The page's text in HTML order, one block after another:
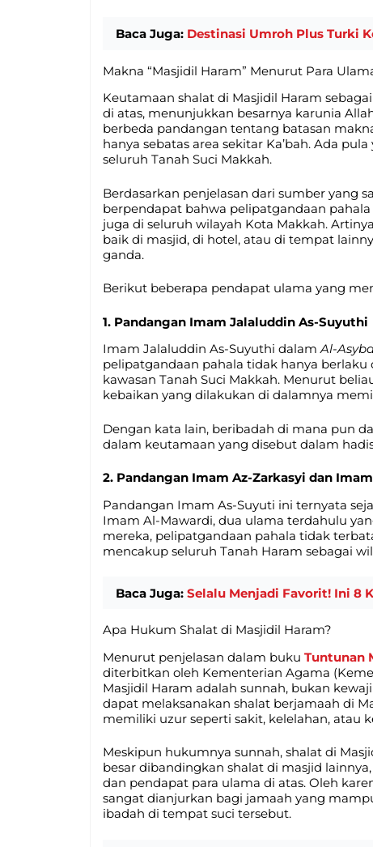
Baca Juga: Destinasi Umroh Plus Turki
Makna “Masjidil Haram” Menurut Para
Keutamaan shalat di Masjidil Haram
di atas, menunjukkan besarnya karunia
berbeda pandangan tentang batasan
hanya sebatas area sekitar Ka’bah. Ada
seluruh Tanah Suci Makkah.
Berdasarkan penjelasan dari sumber yang
berpendapat bahwa pelipatgandaan
juga di seluruh wilayah Kota Makkah.
baik di masjid, di hotel, atau di tempat
ganda.
Berikut beberapa pendapat ulama yang
1. Pandangan Imam Jalaluddin As-Suyuthi
Imam Jalaluddin As-Suyuthi dalamAl-
pelipatgandaan pahala tidak hanya
kawasan Tanah Suci Makkah. Menurut
kebaikan yang dilakukan di dalamnya
Dengan kata lain, beribadah di mana pun
dalam keutamaan yang disebut dalam
2. Pandangan Imam Az-Zarkasyi dan
Pandangan Imam As-Suyuti ini ternyata
Imam Al-Mawardi, dua ulama terdahulu
mereka, pelipatgandaan pahala tidak
mencakup seluruh Tanah Haram sebagai
Baca Juga: Selalu Menjadi Favorit! Ini 8
Apa Hukum Shalat di Masjidil Haram?
Menurut penjelasan dalam buku Tuntunan
diterbitkan oleh Kementerian Agama
Masjidil Haram adalah sunnah, bukan
dapat melaksanakan shalat berjamaah di
memiliki uzur seperti sakit, kelelahan, atau
Meskipun hukumnya sunnah, shalat di
besar dibandingkan shalat di masjid
dan pendapat para ulama di atas. Oleh
sangat dianjurkan bagi jamaah yang
ibadah di tempat suci tersebut.